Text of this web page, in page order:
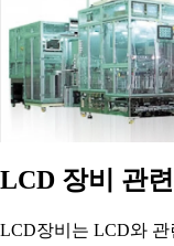
LCD 장비 관
LCD장비는 LCD와